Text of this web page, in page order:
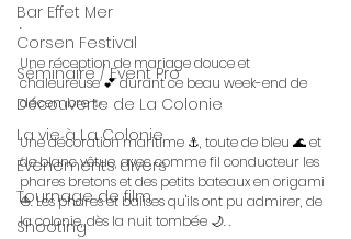
Bar Effet Mer
Corsen Festival
Séminaire / Event Pro
Découverte de La Colonie
La vie à La Colonie
Évènements divers
Tournage de film
Shooting
.
Une réception de mariage douce et
chaleureuse 💕 durant ce beau week-end de
décembre ✨.
Une décoration maritime ⚓, toute de bleu 🌊 et
de blanc vêtue, avec comme fil conducteur les
phares bretons et des petits bateaux en origami
⛵. Les phares et balises qu'ils ont pu admirer, de
la colonie, dès la nuit tombée 🌙. .